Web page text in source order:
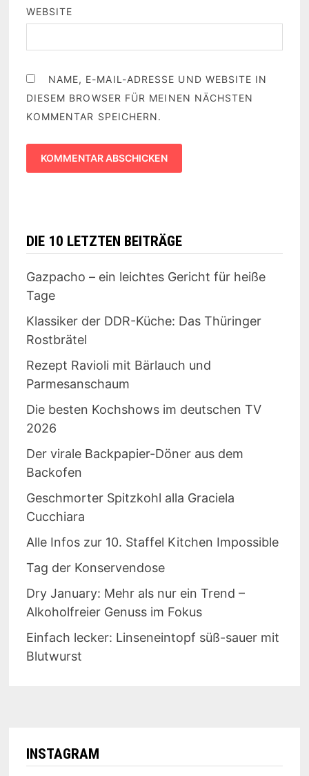
WEBSITE
NAME, E-MAIL-ADRESSE UND WEBSITE IN
DIESEM BROWSER FÜR MEINEN NÄCHSTEN
KOMMENTAR SPEICHERN.
DIE 10 LETZTEN BEITRÄGE
Gazpacho – ein leichtes Gericht für heiße
Tage
Klassiker der DDR-Küche: Das Thüringer
Rostbrätel
Rezept Ravioli mit Bärlauch und
Parmesanschaum
Die besten Kochshows im deutschen TV
2026
Der virale Backpapier-Döner aus dem
Backofen
Geschmorter Spitzkohl alla Graciela
Cucchiara
Alle Infos zur 10. Staffel Kitchen Impossible
Tag der Konservendose
Dry January: Mehr als nur ein Trend –
Alkoholfreier Genuss im Fokus
Einfach lecker: Linseneintopf süß-sauer mit
Blutwurst
INSTAGRAM